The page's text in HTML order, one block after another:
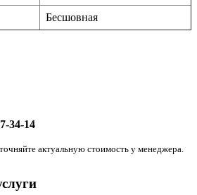
Бесшовная
34-14
актуальную стоимость у менеджера.